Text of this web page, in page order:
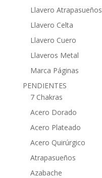
Llavero Atrapasueños
Llavero Celta
Llavero Cuero
Llaveros Metal
Marca Páginas
PENDIENTES
7 Chakras
Acero Dorado
Acero Plateado
Acero Quirúrgico
Atrapasueños
Azabache